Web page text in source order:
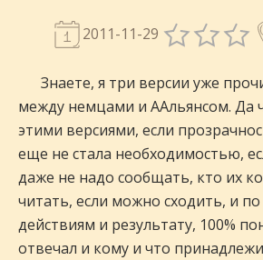
2011-11-29
Знаете, я три версии уже
между немцами и ААльянсом. Да
этими версиями, если
еще не стала необходимостью,
даже не надо сообщать, кто их
читать, если можно сходить, и
действиям и результату, 100%
отвечал и кому и что